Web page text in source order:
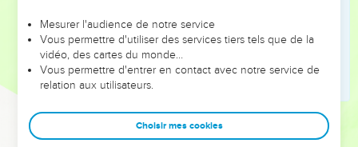
Ophir : voir1Rois 9.28, note.
Quatre cent cinquante talents : 1 Rois dit 420. Cette
différence provient sans doute d'une confusion entre la
lettrebethqui vaut vingt et la lettrenunqui signifie
cinquante. On sait qu'en hébreu les chiffres s'indiquent par
Mesurer l'audience de notre service
Vous permettre d'utiliser des services tiers tels que de la
vidéo, des cartes du monde…
Vous permettre d'entrer en contact avec notre service de
relation aux utilisateurs.
Choisir mes cookies